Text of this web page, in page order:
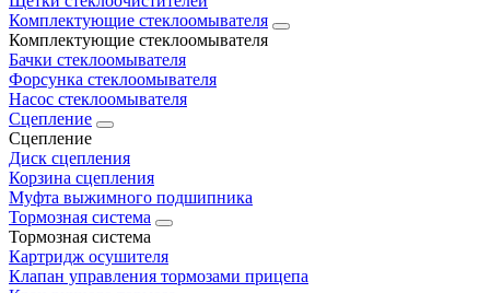
Комплектующие стеклоомывателя
Комплектующие стеклоомывателя
Бачки стеклоомывателя
Форсунка стеклоомывателя
Насос стеклоомывателя
Сцепление
Сцепление
Диск сцепления
Корзина сцепления
Муфта выжимного подшипника
Тормозная система
Тормозная система
Картридж осушителя
Клапан управления тормозами прицепа